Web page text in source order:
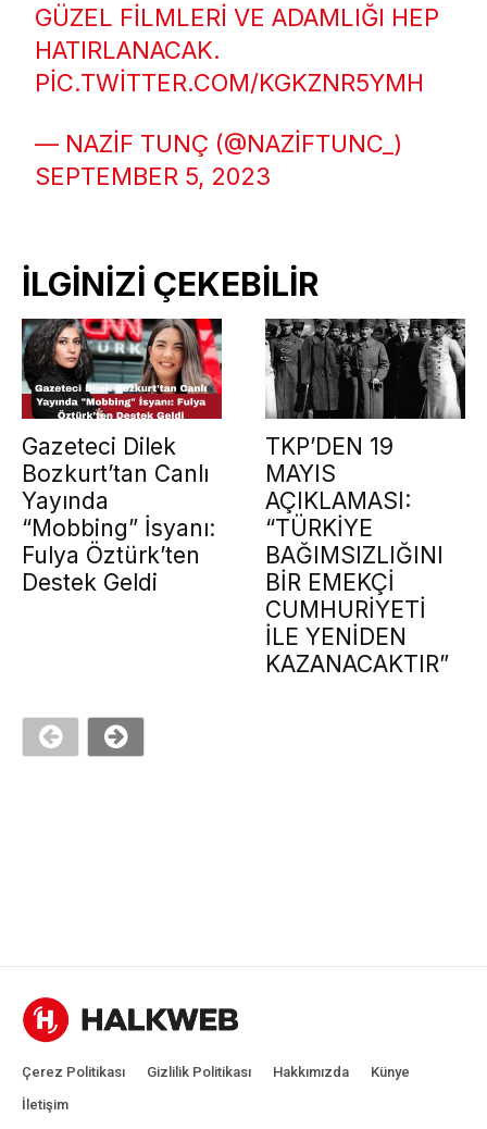
GÜZEL FILMLERI VE ADAMLIĞI HEP
HATIRLANACAK.
PIC.TWITTER.COM/KGKZNR5YMH
— NAZIF TUNÇ (@NAZIFTUNC_)
SEPTEMBER 5, 2023
İLGİNİZİ ÇEKEBİLİR
Gazeteci Dilek
Bozkurt’tan Canlı
Yayında
“Mobbing” İsyanı:
Fulya Öztürk’ten
Destek Geldi
TKP’DEN 19
MAYIS
AÇIKLAMASI:
“TÜRKİYE
BAĞIMSIZLIĞINI
BİR EMEKÇİ
CUMHURİYETİ
İLE YENİDEN
KAZANACAKTIR”
Çerez Politikası Gizlilik Politikası Hakkımızda
Künye
İletişim